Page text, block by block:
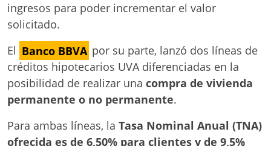
ingresos para poder incrementar el valor
solicitado.
El Banco BBVA por su parte, lanzó dos líneas de
créditos hipotecarios UVA diferenciadas en la
posibilidad de realizar una compra de vivienda
permanente o no permanente.
Para ambas líneas, la Tasa Nominal Anual (TNA)
ofrecida es de 6,50% para clientes y de 9,5%